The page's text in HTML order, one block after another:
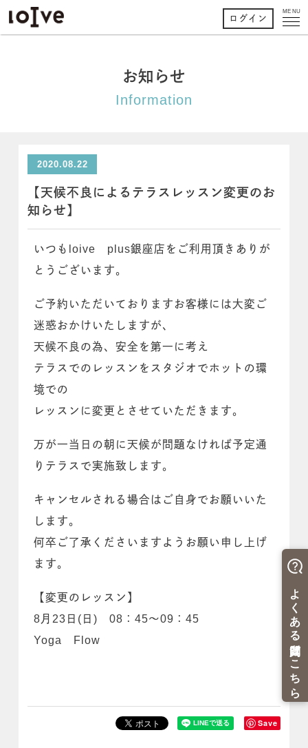
MENU
ログイン
お知らせ
Information
2020.08.22
【天候不良によるテラスレッスン変更のお
知らせ】
いつもloive plus銀座店をご利用頂きありが
とうございます。
ご予約いただいておりますお客様には大変ご
迷惑おかけいたしますが、
天候不良の為、安全を第一に考え
テラスでのレッスンをスタジオでホットの環
境での
レッスンに変更とさせていただきます。
万が一当日の朝に天候が問題なければ予定通
りテラスで実施致します。
キャンセルされる場合はご自身でお願いいた
します。
何卒ご了承くださいますようお願い申し上げ
ます。
【変更のレッスン】
8月23日(日) 08：45～09：45
Yoga Flow
Save